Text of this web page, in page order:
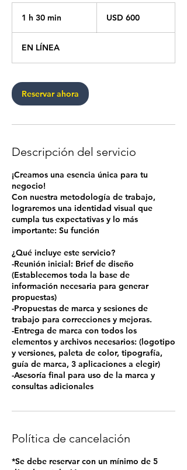
1 h 30 min
i
n
estadounidenses
USD 600
EN LÍNEA
Reservar ahora
Descripción del servicio
¡Creamos una esencia única para tu
negocio!
Con nuestra metodología de trabajo,
lograremos una identidad visual que
cumpla tus expectativas y lo más
importante: Su función
¿Qué incluye este servicio?
-Reunión inicial: Brief de diseño
(Establecemos toda la base de
información necesaria para generar
propuestas)
-Propuestas de marca y sesiones de
trabajo para correcciones y mejoras.
-Entrega de marca con todos los
elementos y archivos necesarios: (logotipo
y versiones, paleta de color, tipografía,
guía de marca, 3 aplicaciones a elegir)
-Asesoría final para uso de la marca y
Política de cancelación
*Se debe reservar con un mínimo de 5